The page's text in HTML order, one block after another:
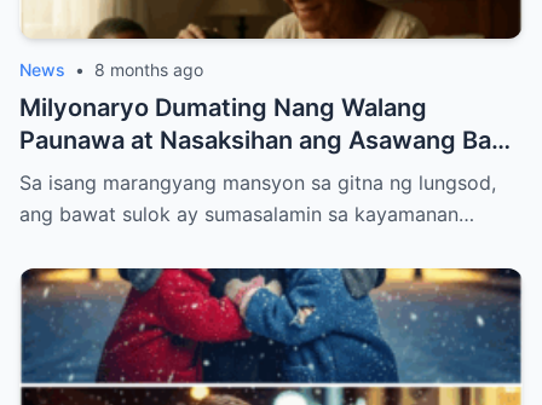
News • 8 months ago
Milyonaryo Dumating Nang Walang
Paunawa at Nasaksihan ang Asawang Bago
Niyang Buhos ng Maruming Tubig sa
Kanyang Ina at Anak — Ang Ginawa Niyang
Sa isang marangyang mansyon sa gitna ng lungsod,
ang bawat sulok ay sumasalamin sa kayamanan…